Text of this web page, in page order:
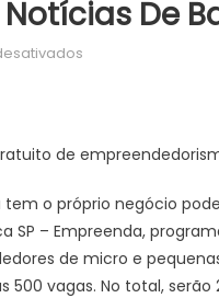
De
abre
para
curso
gratuito
de
de
o próprio negócio
– Empreenda,
de micro e
500 vagas. No total,